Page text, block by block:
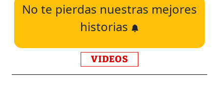
No te pierdas nuestras mejores
historias
VIDEOS